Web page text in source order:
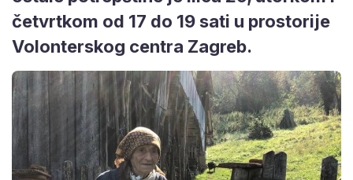
četvrtkom od 17 do 19 sati u prostorije
Volonterskog centra Zagreb.